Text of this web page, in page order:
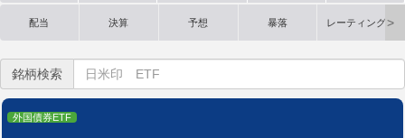
配当 決算 予想 暴落 レーティング格
銘柄検索
外国債券ETF